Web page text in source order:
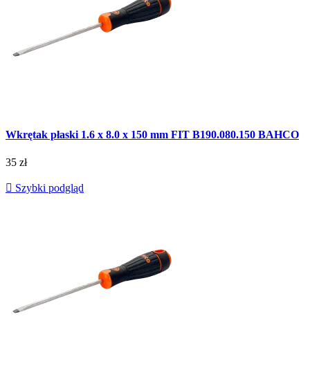
Wkrętak płaski 1.6 x 8.0 x 150 mm FIT B190.080.150 BAHCO
35 zł
 Szybki podgląd